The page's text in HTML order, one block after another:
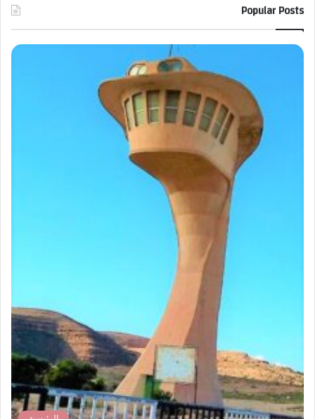
Popular Posts